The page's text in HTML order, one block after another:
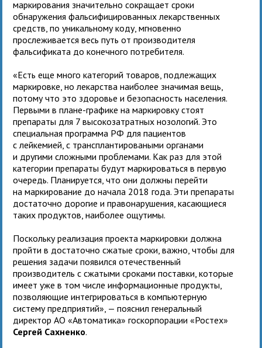
маркирования значительно сокращает сроки
обнаружения фальсифицированных лекарственных
средств, по уникальному коду, мгновенно
прослеживается весь путь от производителя
фальсификата до конечного потребителя.
«Есть еще много категорий товаров, подлежащих
маркировке, но лекарства наиболее значимая вещь,
потому что это здоровье и безопасность населения.
Первыми в плане-графике на маркировку стоят
препараты для 7 высокозатратных нозологий. Это
специальная программа РФ для пациентов
с лейкемией, с трансплантироваными органами
и другими сложными проблемами. Как раз для этой
категории препараты будут маркироваться в первую
очередь. Планируется, что они должны перейти
на маркирование до начала 2018 года. Эти препараты
достаточно дорогие и правонарушения, касающиеся
таких продуктов, наиболее ощутимы.
Поскольку реализация проекта маркировки должна
пройти в достаточно сжатые сроки, важно, чтобы для
решения задачи появился отечественный
производитель с сжатыми сроками поставки, которые
имеет уже в том числе информационные продукты,
позволяющие интегрироваться в компьютерную
систему предприятий», — пояснил генеральный
директор АО «Автоматика» госкорпорации «Ростех»
Сергей Сахненко.